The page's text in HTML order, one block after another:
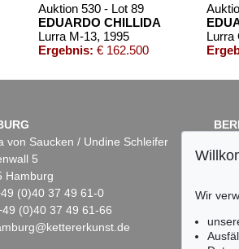
Auktion 530 - Lot 89
EDUARDO CHILLIDA
Lurra M-13, 1995
Ergebnis: € 162.500
Lurra
Auktion 407 - Lot 246
von Saucken / Undine Schleifer
5
Hamburg
(0)40 37 49 61-0
(0)40 37 49 61-66
Wir